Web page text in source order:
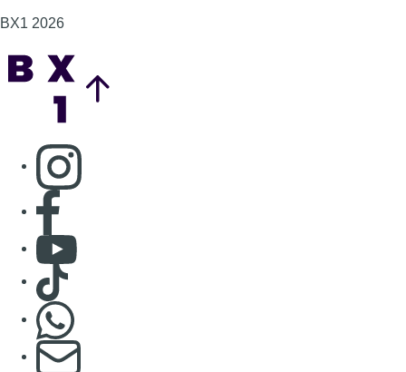
BX1 2026
Consulter page Instagram
Consulter page Facebook
Consulter Youtube
Consulter TikTok
S'abonner à notre newsletter